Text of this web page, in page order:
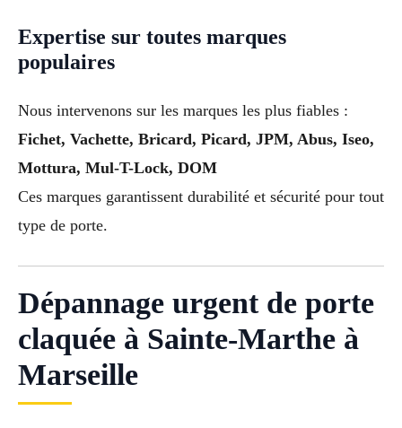
Expertise sur toutes marques
populaires
Nous intervenons sur les marques les plus fiables :
Fichet, Vachette, Bricard, Picard, JPM, Abus, Iseo,
Mottura, Mul-T-Lock, DOM
Ces marques garantissent durabilité et sécurité pour tout
type de porte.
Dépannage urgent de porte
claquée à Sainte-Marthe à
Marseille